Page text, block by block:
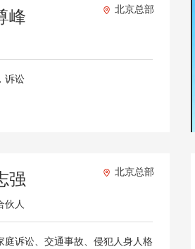
峰 北京总部
诉讼
强
伙人
北京总部
庭诉讼、交通事故、侵犯人身人格